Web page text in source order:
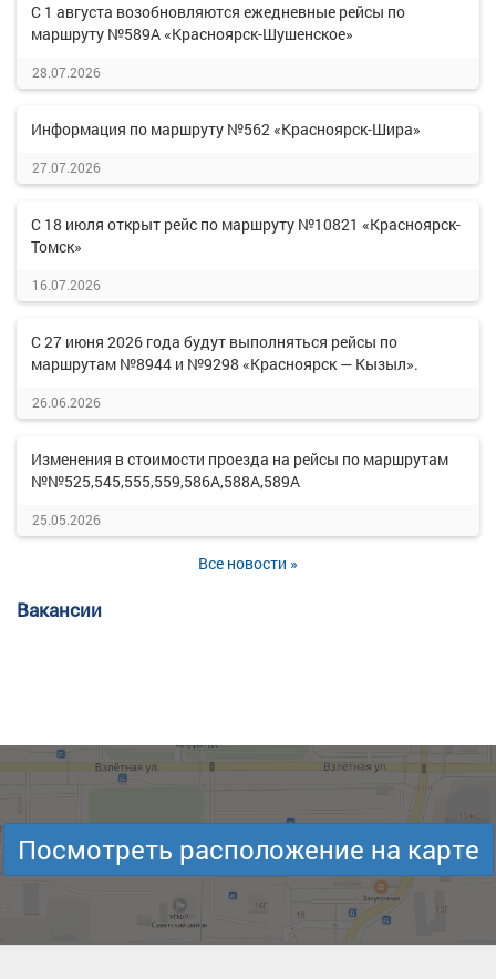
С 1 августа возобновляются ежедневные рейсы по
маршруту №589А «Красноярск-Шушенское»
28.07.2026
Информация по маршруту №562 «Красноярск-Шира»
27.07.2026
С 18 июля открыт рейс по маршруту №10821 «Красноярск-
Томск»
16.07.2026
С 27 июня 2026 года будут выполняться рейсы по
маршрутам №8944 и №9298 «Красноярск — Кызыл».
26.06.2026
Изменения в стоимости проезда на рейсы по маршрутам
№№525,545,555,559,586А,588А,589А
25.05.2026
Все новости »
Вакансии
Посмотреть расположение на карте